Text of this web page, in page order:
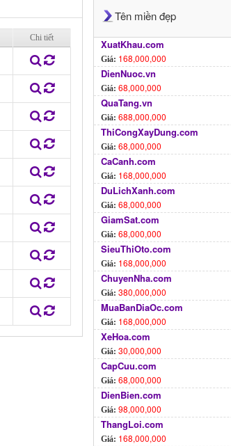
Chi tiết
Tên miền đẹp
XuatKhau.com
Giá: 168,000,000
DienNuoc.vn
Giá: 68,000,000
QuaTang.vn
Giá: 688,000,000
ThiCongXayDung.com
Giá: 68,000,000
CaCanh.com
Giá: 168,000,000
DuLichXanh.com
Giá: 68,000,000
GiamSat.com
Giá: 68,000,000
SieuThiOto.com
Giá: 168,000,000
ChuyenNha.com
Giá: 380,000,000
MuaBanDiaOc.com
Giá: 168,000,000
XeHoa.com
Giá: 30,000,000
CapCuu.com
Giá: 68,000,000
DienBien.com
Giá: 98,000,000
ThangLoi.com
Giá: 168,000,000